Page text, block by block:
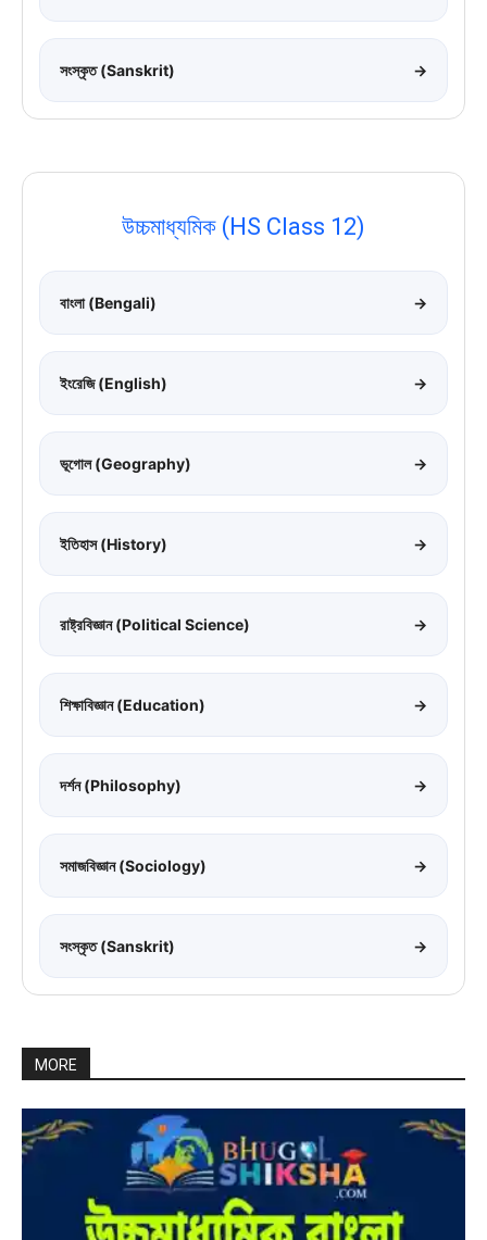
সংস্কৃত (Sanskrit) →
উচ্চমাধ্যমিক (HS Class 12)
বাংলা (Bengali) →
ইংরেজি (English) →
ভূগোল (Geography) →
ইতিহাস (History) →
রাষ্ট্রবিজ্ঞান (Political Science) →
শিক্ষাবিজ্ঞান (Education) →
দর্শন (Philosophy) →
সমাজবিজ্ঞান (Sociology) →
সংস্কৃত (Sanskrit) →
MORE